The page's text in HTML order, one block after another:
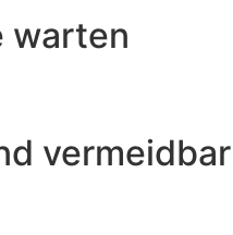
warten
vermeidbar